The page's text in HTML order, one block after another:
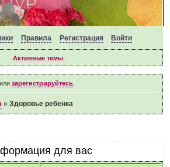
Правила Регистрация Войти
Активные темы
зарегистрируйтесь.
»Здоровье ребенка
для вас